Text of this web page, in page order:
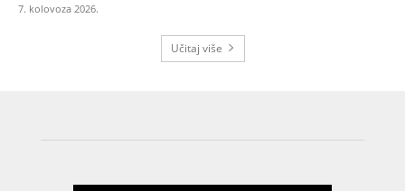
7. kolovoza 2026.
Učitaj više